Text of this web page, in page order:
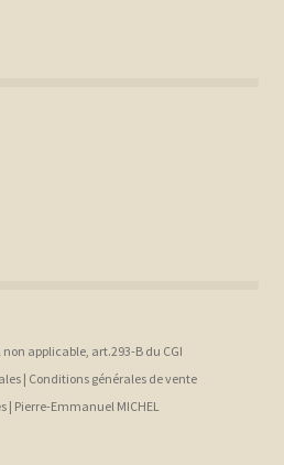
non applicable, art.293-B du CGI
| Conditions générales de vente
| Pierre-Emmanuel MICHEL